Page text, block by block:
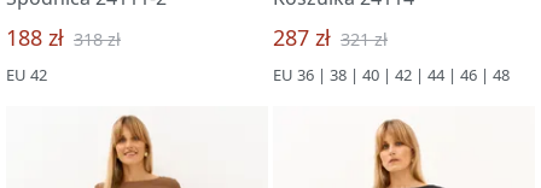
188 zł 318 zł
EU 42
287 zł 321 zł
EU 36 | 38 | 40 | 42 | 44 | 46 | 48